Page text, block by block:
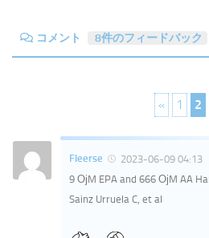
コメント 8件のフィードバック
« 1 2
Fleerse
2023-06-09 04:13
9 ОјM EPA and 666 ОјM AA
Sainz Urruela C, et al